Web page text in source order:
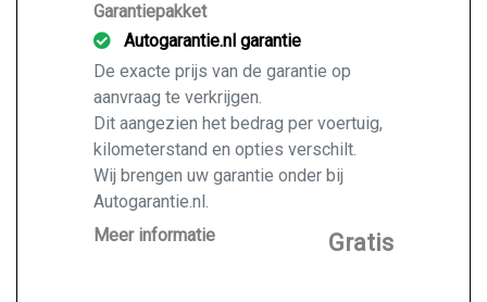
Garantiepakket
Autogarantie.nl garantie
De exacte prijs van de garantie op
aanvraag te verkrijgen.
Dit aangezien het bedrag per voertuig,
kilometerstand en opties verschilt.
Wij brengen uw garantie onder bij
Autogarantie.nl.
Vraag ons naar de mogelijkheden voor
Meer informatie Gratis